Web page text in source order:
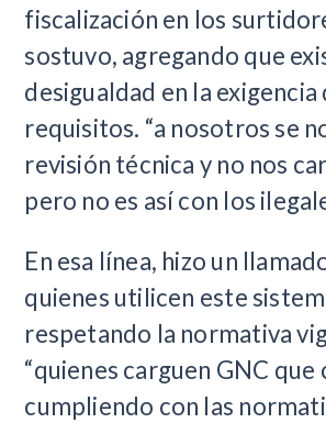
fiscalización en los
sostuvo, agregando que
desigualdad en la exigencia
requisitos. “a nosotros se
revisión técnica y no nos
pero no es así con los
En esa línea, hizo un
quienes utilicen este
respetando la normativa
“quienes carguen GNC que
cumpliendo con las